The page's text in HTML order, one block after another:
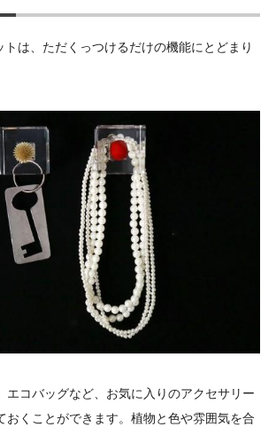
は、ただくっつけるだけの機能にとどまり
エコバッグなど、お気に入りのアクセサリー
おくことができます。植物と色や雰囲気を合